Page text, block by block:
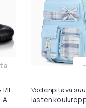
*EU ostoskoriin
II,
AE
Korvatyynyt Bose
Vedenpitävä
lasten